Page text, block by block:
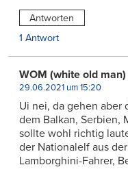
Antworten
1 Antwort
WOM (white old man)
29.06.2021 um 15:20
Ui nei, da gehen aber
dem Balkan, Serbien,
sollte wohl richtig
der Nationalelf aus
Lamborghini-Fahrer,